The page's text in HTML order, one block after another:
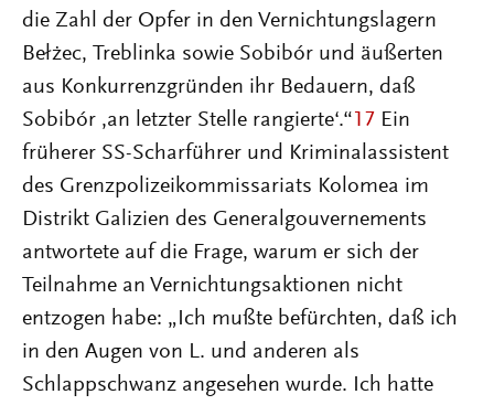
die Zahl der Opfer in den Vernichtungslagern
Bełżec, Treblinka sowie Sobibór und äußerten
aus Konkurrenzgründen ihr Bedauern, daß
Sobibór ‚an letzter Stelle rangierte‘.“17 Ein
früherer SS-Scharführer und Kriminalassistent
des Grenzpolizeikommissariats Kolomea im
Distrikt Galizien des Generalgouvernements
antwortete auf die Frage, warum er sich der
Teilnahme an Vernichtungsaktionen nicht
entzogen habe: „Ich mußte befürchten, daß ich
in den Augen von L. und anderen als
Schlappschwanz angesehen wurde. Ich hatte